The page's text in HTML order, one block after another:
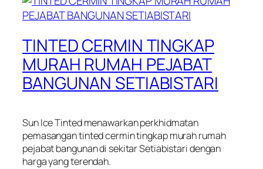
TINTED CERMIN TINGKAP
MURAH RUMAH PEJABAT
BANGUNAN SETIABISTARI
Sun Ice Tinted menawarkan perkhidmatan
pemasangan tinted cermin tingkap murah rumah
pejabat bangunan di sekitar Setiabistari dengan
harga yang terendah.